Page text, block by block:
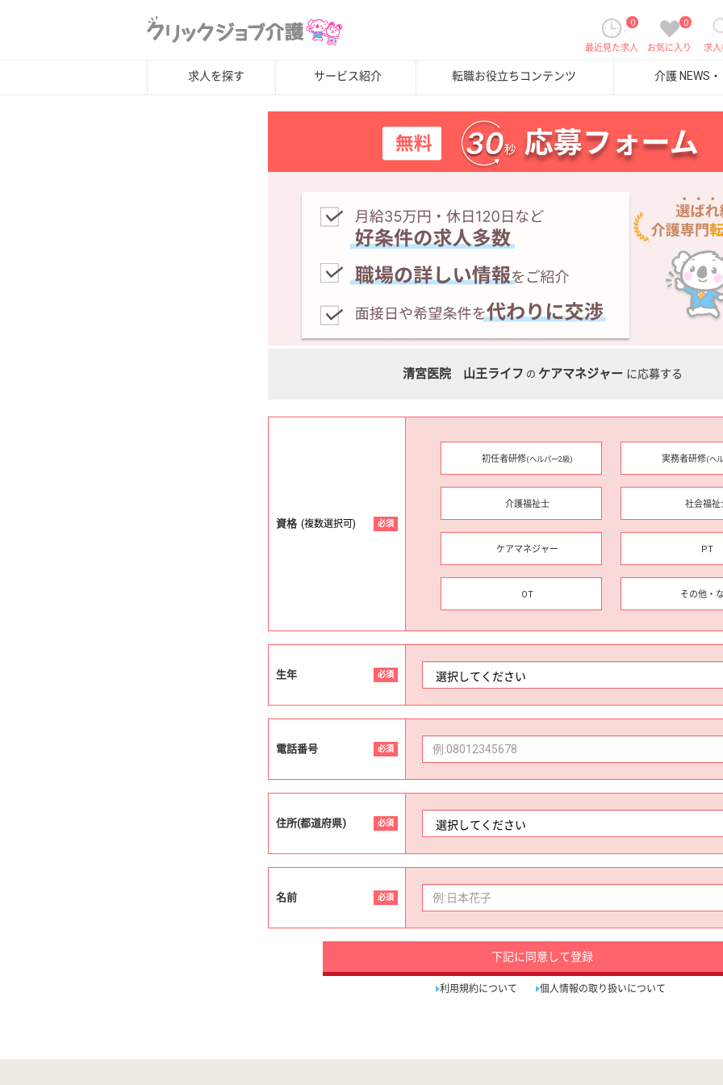
求
0
お気に入り
0
最近見た求人
求人を探す サービス紹介 転職お役立ちコンテンツ 介護 NEWS
清宮医院 山王ライフ の ケアマネジャー に応募する
資格 (複数選択可) 必須
初任者研修(ヘルパー2級) 実務者研修(ヘ
介護福祉士 社会福祉
ケアマネジャー PT
OT その他・
生年 必須
電話番号 必須
住所(都道府県) 必須
名前 必須
下記に同意して登録
利用規約について 個人情報の取り扱いについて